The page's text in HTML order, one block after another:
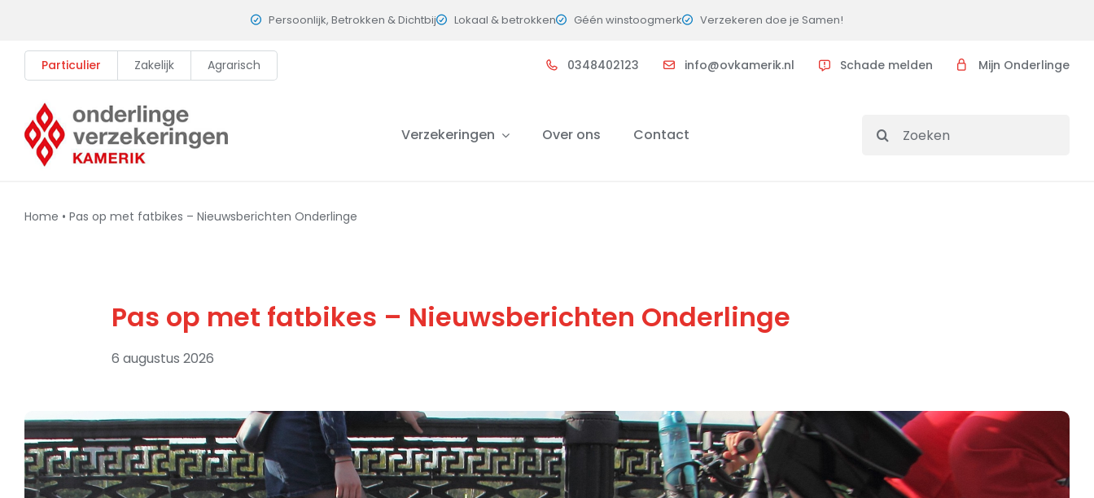
content
Persoonlijk, Betrokken & Dichtbij Lokaal & betrokken Géén winstoogmerk Verzekeren doe je Samen!
Particulier Zakelijk Agrarisch 0348402123 info@ovkamerik.nl Schade melden Mijn Onderlinge
Verzekeringen Over ons Contact
Search
Home • Pas op met fatbikes – Nieuwsberichten Onderlinge
Pas op met fatbikes – Nieuwsberichten Onderlinge
6 augustus 2026